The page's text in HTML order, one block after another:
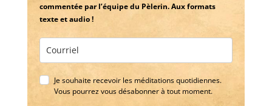
commentée par l’équipe du Pèlerin. Aux formats
texte et audio !
Je souhaite recevoir les méditations quotidiennes.
Vous pourrez vous désabonner à tout moment.